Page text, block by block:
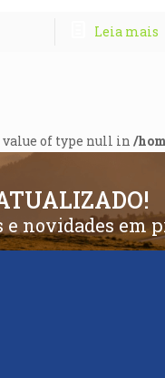
Leia mais
value of type null in /
e novidades em